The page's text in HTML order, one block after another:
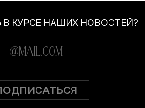
КУРСЕ НАШИХ НОВОСТЕЙ?